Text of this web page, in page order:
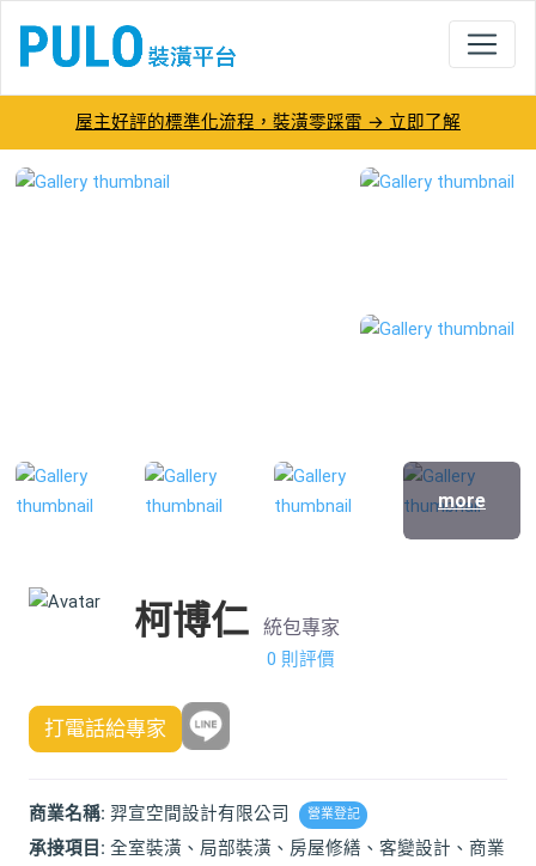
屋主好評的標準化流程，裝潢零踩雷 → 立即了解
柯博仁-羿宣空間設計有限公司－PULO裝
more
柯博仁 統包專家
0 則評價
打電話給專家
商業名稱: 羿宣空間設計有限公司 營業登記
承接項目: 全室裝潢、局部裝潢、房屋修繕、客變設計、商業